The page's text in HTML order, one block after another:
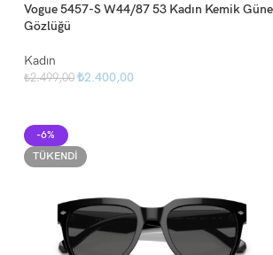
Vogue 5457-S W44/87 53 Kadın Kemik
Gözlüğü
Kadın
₺2.499,00 ₺2.400,00
-6%
TÜKENDI